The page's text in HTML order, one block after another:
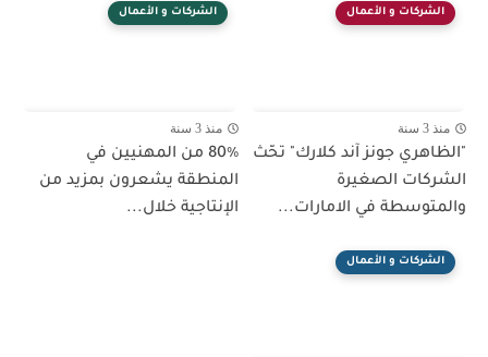
الشركات و الأعمال
منذ 3 سنة
"الظاهري جونز آند كلارك" تحّث
الشركات الصغيرة
والمتوسطة في الامارات...
الشركات و الأعمال
منذ 3 سنة
80٪ من المهنيين في
المنطقة يشعرون بمزيد من
الإنتاجية خلال...
الشركات و الأعمال